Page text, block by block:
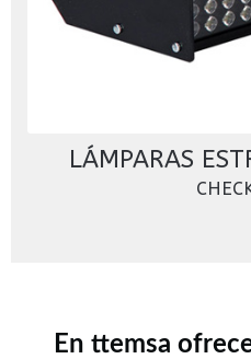
LÁMPARAS
En ttemsa